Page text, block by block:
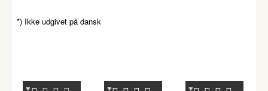
*) Ikke udgivet på dansk